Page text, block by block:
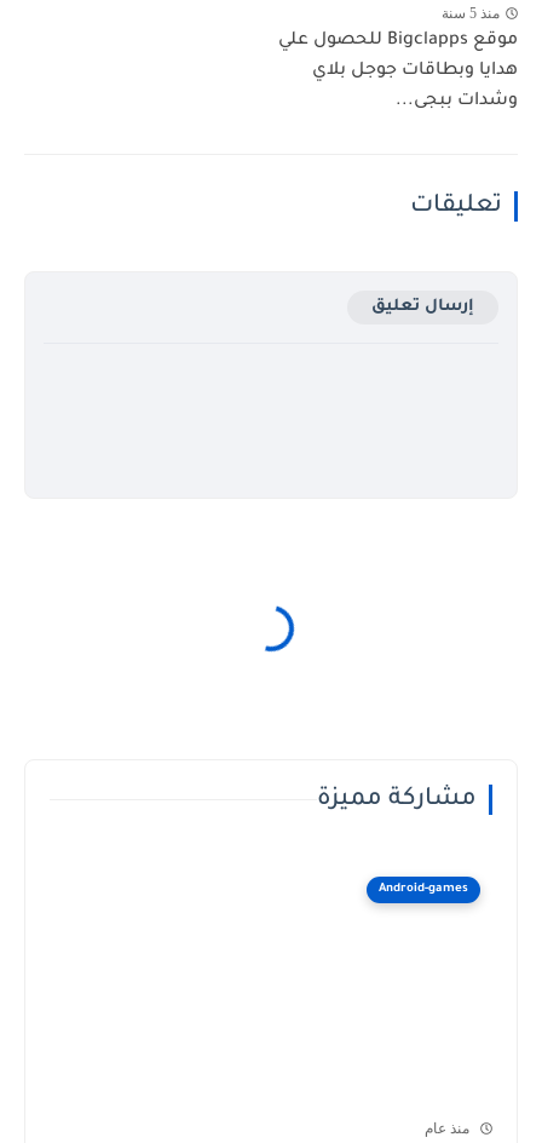
منذ 5 سنة
موقع Bigclapps للحصول علي
هدايا وبطاقات جوجل بلاي
وشدات ببجى...
تعليقات
إرسال تعليق
مشاركة مميزة
Android-games
منذ عام